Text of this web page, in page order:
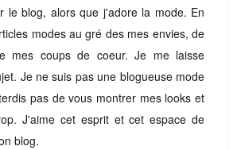
le blog, alors que j'adore la mode. En
modes au gré des mes envies, de
mes coups de coeur. Je me laisse
Je ne suis pas une blogueuse mode
pas de vous montrer mes looks et
J'aime cet esprit et cet espace de
blog.